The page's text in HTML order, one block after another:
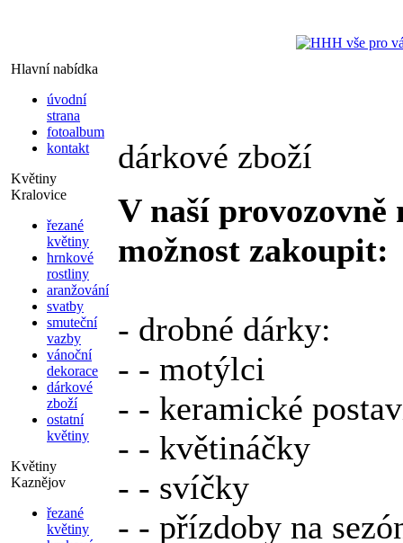
Hlavní nabídka
úvodní
strana
fotoalbum
kontakt
Květiny
Kralovice
řezané
květiny
hrnkové
rostliny
aranžování
svatby
smuteční
vazby
vánoční
dekorace
dárkové
zboží
ostatní
květiny
Květiny
Kaznějov
řezané
květiny
dárkové zboží
V naší
možnost zakoupit:
- drobné dárky:
- - motýlci
- - keramické
- - květináčky
- - svíčky
- - přízdoby na